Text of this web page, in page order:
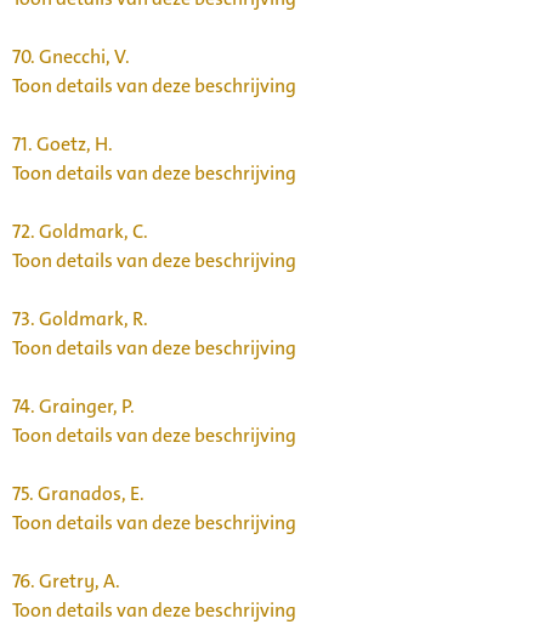
70.Gnecchi, V.
Toon details van deze beschrijving
71.Goetz, H.
Toon details van deze beschrijving
72.Goldmark, C.
Toon details van deze beschrijving
73.Goldmark, R.
Toon details van deze beschrijving
74.Grainger, P.
Toon details van deze beschrijving
75.Granados, E.
Toon details van deze beschrijving
76.Gretry, A.
Toon details van deze beschrijving